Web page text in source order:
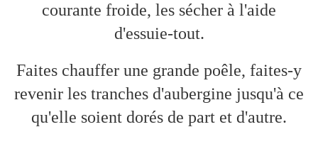
courante froide, les sécher à l'aide
d'essuie-tout.
Faites chauffer une grande poêle, faites-y
revenir les tranches d'aubergine jusqu'à ce
qu'elle soient dorés de part et d'autre.